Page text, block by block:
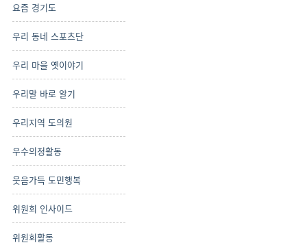
요즘 경기도
우리 동네 스포츠단
우리 마을 옛이야기
우리말 바로 알기
우리지역 도의원
우수의정활동
웃음가득 도민행복
위원회 인사이드
위원회활동